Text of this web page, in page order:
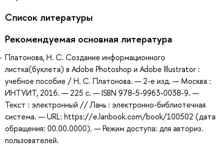
Список литературы
Рекомендуемая основная литература
Платонова, Н. С. Создание информационного
листка(буклета) в Adobe Photoshop и Adobe Illustrator :
учебное пособие / Н. С. Платонова. — 2-е изд. — Москва :
ИНТУИТ, 2016. — 225 с. — ISBN 978-5-9963-0038-9. —
Текст : электронный // Лань : электронно-библиотечная
система. — URL: https://e.lanbook.com/book/100502 (дата
обращения: 00.00.0000). — Режим доступа: для авториз.
пользователей.